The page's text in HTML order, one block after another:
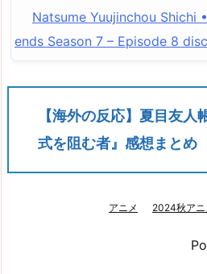
Natsume Yuujinchou Shichi
ends Season 7 – Episode 8
【海外の反応】夏目友人
式を阻む者』感想まとめ
アニメ 2024秋アニ